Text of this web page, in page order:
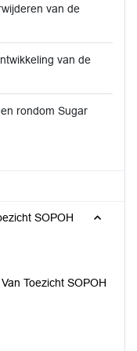
van de
van de
rondom Sugar
SOPOH
Toezicht SOPOH